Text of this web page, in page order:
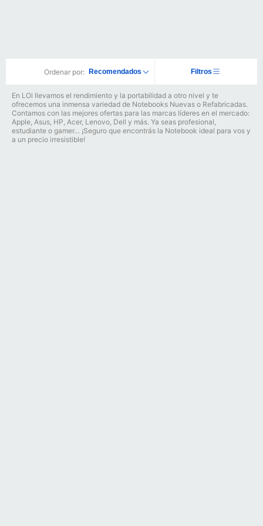
Ordenar por: Recomendados Filtros
En LOi llevamos el rendimiento y la portabilidad a otro nivel y te
ofrecemos una inmensa variedad de Notebooks Nuevas o Refabricadas.
Contamos con las mejores ofertas para las marcas líderes en el mercado:
Apple, Asus, HP, Acer, Lenovo, Dell y más. Ya seas profesional,
estudiante o gamer… ¡Seguro que encontrás la Notebook ideal para vos y
a un precio irresistible!